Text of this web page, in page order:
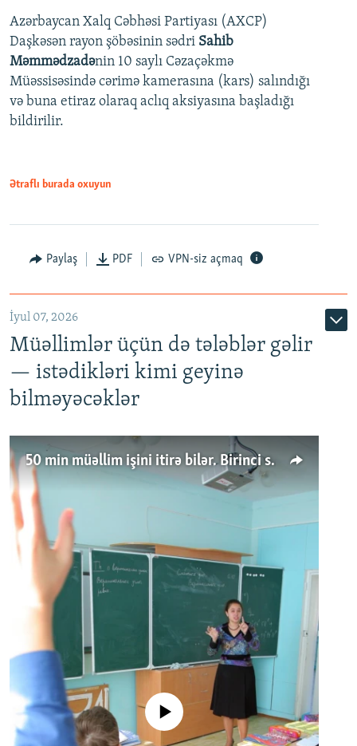
Auto 240p 360p
720p 1080p
360p
720p
1080p
Azərbaycan Xalq Cəbhəsi Partiyası (AXCP)
Daşkəsən rayon şöbəsinin sədri Sahib
Məmmədzadənin 10 saylı Cəzaçəkmə
Müəssisəsində cərimə kamerasına (kars) salındığı
və buna etiraz olaraq aclıq aksiyasına başladığı
bildirilir.
Ətraflı burada oxuyun
Paylaş PDF VPN-siz açmaq
İyul 07, 2026
Müəllimlər üçün də tələblər gəlir
— istədikləri kimi geyinə
bilməyəcəklər
50 min müəllim işini itirə bilər. Birinci sinfə gedənlər azalır
No media source currently available